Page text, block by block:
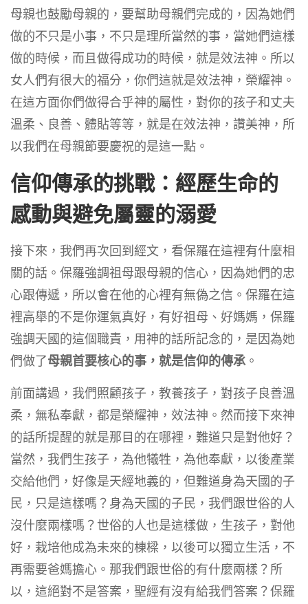
母親也鼓勵母親的，要幫助母親們完成的，因為她們
做的不只是小事，不只是理所當然的事，當她們這樣
做的時候，而且做得成功的時候，就是效法神。所以
女人們有很大的福分，你們這就是效法神，榮耀神。
在這方面你們做得合乎神的屬性，對你的孩子和丈夫
溫柔、良善、體貼等等，就是在效法神，讚美神，所
以我們在母親節要慶祝的是這一點。
信仰傳承的挑戰：經歷生命的
感動與避免屬靈的溺愛
接下來，我們再次回到經文，看保羅在這裡有什麼相
關的話。保羅強調祖母跟母親的信心，因為她們的忠
心跟傳遞，所以會在他的心裡有無偽之信。保羅在這
裡高舉的不是你運氣真好，有好祖母、好媽媽，保羅
強調天國的這個職責，用神的話所記念的，是因為她
們做了母親首要核心的事，就是信仰的傳承。
前面講過，我們照顧孩子，教養孩子，對孩子良善溫
柔，無私奉獻，都是榮耀神，效法神。然而接下來神
的話所提醒的就是那目的在哪裡，難道只是對他好？
當然，我們生孩子，為他犧牲，為他奉獻，以後產業
交給他們，好像是天經地義的，但難道身為天國的子
民，只是這樣嗎？身為天國的子民，我們跟世俗的人
沒什麼兩樣嗎？世俗的人也是這樣做，生孩子，對他
好，栽培他成為未來的棟樑，以後可以獨立生活，不
再需要爸媽擔心。那我們跟世俗的有什麼兩樣？所
以，這絕對不是答案，聖經有沒有給我們答案？保羅